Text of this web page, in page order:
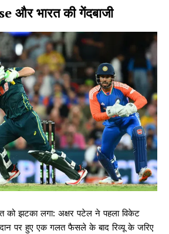
और भारत की गेंदबाजी
को झटका लगा: अक्षर पटेल ने पहला विकेट
पर हुए एक गलत फैसले के बाद रिव्यू के जरिए